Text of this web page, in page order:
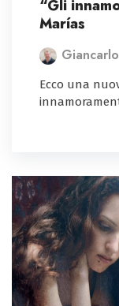
“Gli
Marías
Ecco una